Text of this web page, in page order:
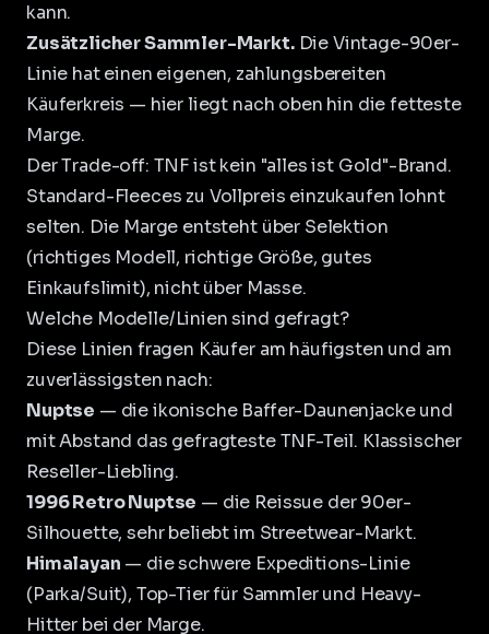
kann.
Zusätzlicher Sammler-Markt.Die Vintage-90er-
Linie hat einen eigenen, zahlungsbereiten
Käuferkreis — hier liegt nach oben hin die fetteste
Marge.
Der Trade-off: TNF ist kein "alles ist Gold"-Brand.
Standard-Fleeces zu Vollpreis einzukaufen lohnt
selten. Die Marge entsteht über Selektion
(richtiges Modell, richtige Größe, gutes
Einkaufslimit), nicht über Masse.
Welche Modelle/Linien sind gefragt?
Diese Linien fragen Käufer am häufigsten und am
zuverlässigsten nach:
Nuptse — die ikonische Baffer-Daunenjacke und
mit Abstand das gefragteste TNF-Teil. Klassischer
Reseller-Liebling.
1996 Retro Nuptse — die Reissue der 90er-
Silhouette, sehr beliebt im Streetwear-Markt.
Himalayan — die schwere Expeditions-Linie
(Parka/Suit), Top-Tier für Sammler und Heavy-
Hitter bei der Marge.